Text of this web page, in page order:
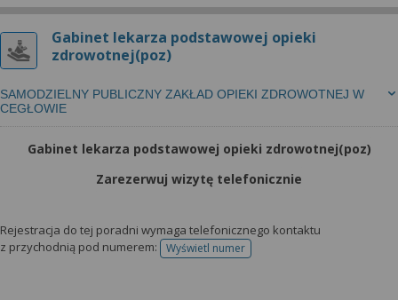
Gabinet lekarza podstawowej opieki
zdrowotnej(poz)
SAMODZIELNY PUBLICZNY ZAKŁAD OPIEKI ZDROWOTNEJ W
CEGŁOWIE
Gabinet lekarza podstawowej opieki zdrowotnej(poz)
Zarezerwuj wizytę telefonicznie
Rejestracja do tej poradni wymaga telefonicznego kontaktu
z przychodnią pod numerem:
Wyświetl numertelefonu do rejestracji